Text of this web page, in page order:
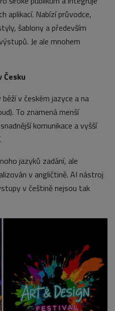
aplikací. Nabízí průvodce,
šablony a především
Je ale mnohem
v českém jazyce a na
To znamená menší
komunikace a vyšší
jazyků zadání, ale
v angličtině. AI nástroj
v češtině nejsou tak